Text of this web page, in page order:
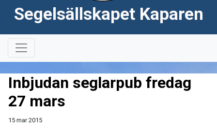
Segelsällskapet Kaparen
Inbjudan seglarpub fredag
27 mars
15 mar 2015